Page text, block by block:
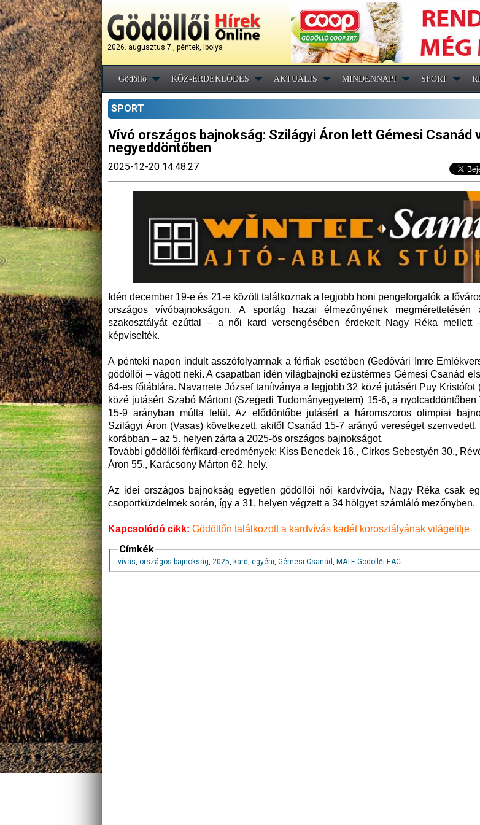
2026. augusztus 7., péntek, Ibolya
Gödöllő KÖZ-ÉRDEKLŐDÉS AKTUÁLIS MINDENNAPI SPORT
SPORT
Vívó országos bajnokság: Szilágyi Áron lett Gémesi Csanád
negyeddöntőben
2025-12-20 14:48:27
Idén december 19-e és 21-e között találkoznak a legjobb honi pengeforgatók a
országos vívóbajnokságon. A sportág hazai élmezőnyének
szakosztályát ezúttal – a női kard versengésében érdekelt Nagy Réka mellett
képviselték.
A pénteki napon indult asszófolyamnak a férfiak esetében (Gedővári Imre
gödöllői – vágott neki. A csapatban idén világbajnoki ezüstérmes Gémesi Csanád
64-es főtáblára. Navarrete József tanítványa a legjobb 32 közé jutásért Puy
közé jutásért Szabó Mártont (Szegedi Tudományegyetem) 15-6, a
15-9 arányban múlta felül. Az elődöntőbe jutásért a háromszoros olimpiai
Szilágyi Áron (Vasas) következett, akitől Csanád 15-7 arányú vereséget
korábban – az 5. helyen zárta a 2025-ös országos bajnokságot.
További gödöllői férfikard-eredmények: Kiss Benedek 16., Cirkos Sebestyén 30.,
Áron 55., Karácsony Márton 62. hely.
Az idei országos bajnokság egyetlen gödöllői női kardvívója, Nagy Réka csak
csoportküzdelmek során, így a 31. helyen végzett a 34 hölgyet számláló mezőnyben.
Kapcsolódó cikk: Gödöllőn találkozott a kardvívás kadét korosztályának világelitje
Címkék
vívás, országos bajnokság, 2025, kard, egyéni, Gémesi Csanád, MATE-Gödöllői EAC